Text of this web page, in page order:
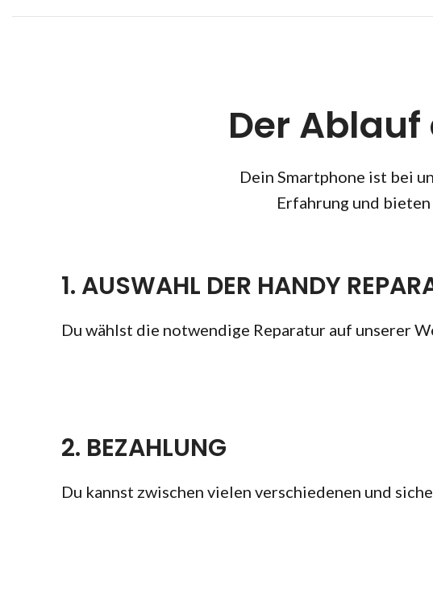
Der
Dein Smartphone ist bei
Erfahrung und
1. AUSWAHL DER HANDY
Du wählst die notwendige Reparatur auf unserer
2. BEZAHLUNG
Du kannst zwischen vielen verschiedenen und